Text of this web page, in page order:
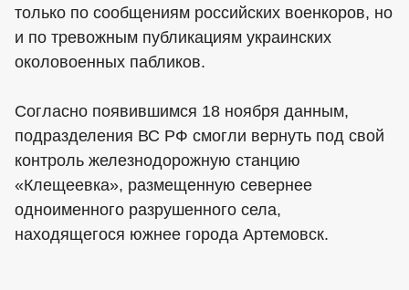
только по сообщениям российских военкоров, но
и по тревожным публикациям украинских
околовоенных пабликов.
Согласно появившимся 18 ноября данным,
подразделения ВС РФ смогли вернуть под свой
контроль железнодорожную станцию
«Клещеевка», размещенную севернее
одноименного разрушенного села,
находящегося южнее города Артемовск.